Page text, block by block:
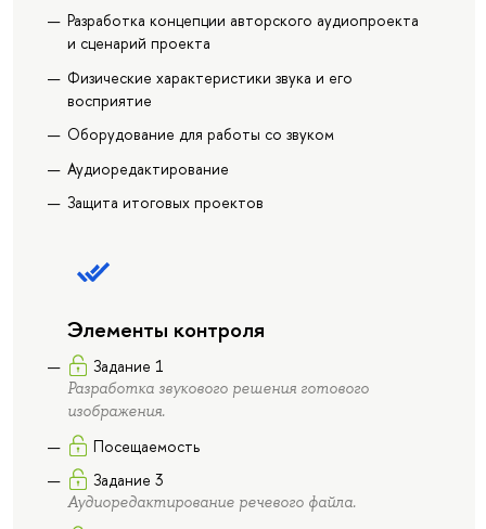
Разработка концепции авторского аудиопроекта
и сценарий проекта
Физические характеристики звука и его
восприятие
Оборудование для работы со звуком
Аудиоредактирование
Защита итоговых проектов
Элементы контроля
Задание 1
Разработка звукового решения готового
изображения.
Посещаемость
Задание 3
Аудиоредактирование речевого файла.